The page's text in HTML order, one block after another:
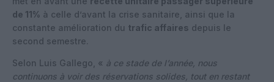
de 11% à celle d’avant la crise sanitaire, ainsi que la
constante amélioration du trafic affaires depuis le
second semestre.
Selon Luis Gallego, « à ce stade de l’année, nous
continuons à voir des réservations solides, tout en restant